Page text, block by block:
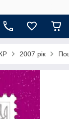
2007 рік